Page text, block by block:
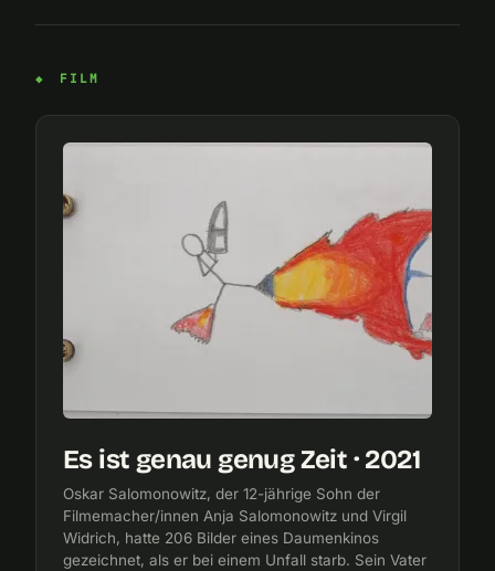
FILM
Es ist genau genug Zeit · 2021
Oskar Salomonowitz, der 12-jährige Sohn der
Filmemacher/innen Anja Salomonowitz und Virgil
Widrich, hatte 206 Bilder eines Daumenkinos
gezeichnet, als er bei einem Unfall starb. Sein Vater